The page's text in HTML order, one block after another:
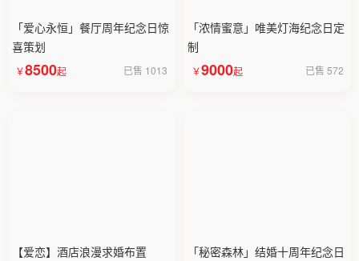
「爱心永恒」餐厅周年纪念日惊
喜策划
8500 已售 1013
「浓情蜜意」唯美灯海纪念日定
制
9000 已售 572
【爱恋】酒店浪漫求婚布置
「秘密森林」结婚十周年纪念日